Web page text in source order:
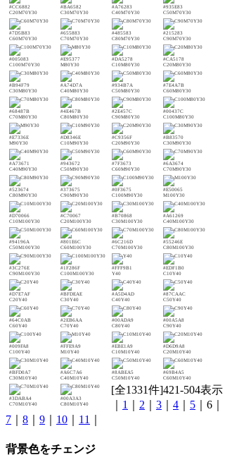
#CC6882
C20M70Y30
#BA6582
C30M70Y30
#A76283
C40M70Y30
#935E83
C50M70Y30
#7D5B83
C60M70Y30
#655883
C70M70Y30
#485583
C80M70Y30
#215283
C90M70Y30
#005083
C100M70Y30
#E95377
M80Y30
#DA5278
C10M80Y30
#CA5178
C20M80Y30
#B94F79
C30M80Y30
#A74D7A
C40M80Y30
#934B7A
C50M80Y30
#7E4A7B
C60M80Y30
#68487B
C70M80Y30
#4E467B
C80M80Y30
#2E457C
C90M80Y30
#00437C
C100M80Y30
#E7336E
M90Y30
#D8346E
C10M90Y30
#C9356F
C20M90Y30
#B83570
C30M90Y30
#A73671
C40M90Y30
#943672
C50M90Y30
#7F3673
C60M90Y30
#6A3674
C70M90Y30
#523674
C80M90Y30
#373675
C90M90Y30
#0F3675
C100M90Y30
#E50065
M100Y30
#D70066
C10M100Y30
#C70067
C20M100Y30
#B70868
C30M100Y30
#A61269
C40M100Y30
#94196A
C50M100Y30
#801E6C
C60M100Y30
#6C216D
C70M100Y30
#55246E
C80M100Y30
#3C276E
C90M100Y30
#1F286F
C100M100Y30
#FFF9B1
Y40
#EDF1B0
C10Y40
#D7E7AF
C20Y40
#BFDEAE
C30Y40
#A5D4AD
C40Y40
#87CAAC
C50Y40
#64C0AB
C60Y40
#2EB6AA
C70Y40
#00ADA9
C80Y40
#00A5A8
C90Y40
#009FA8
C100Y40
#FFE9A9
M10Y40
#EBE1A9
C10M10Y40
#D6D9A8
C20M10Y40
#BFD0A7
C30M10Y40
#A6C7A6
C40M10Y40
#8ABEA5
C50M10Y40
#69B4A5
C60M10Y40
#3DABA4
C70M10Y40
#00A3A3
C80M10Y40
[全1331件]421-504表示
1 2 3 4 5 ｜6｜
7
8 9 10 11
背景色をチェンジ